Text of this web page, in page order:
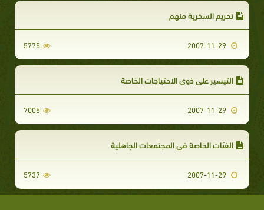
تحريم السخرية منهم
5775
التيسير على ذوي الاحتياجات الخاصة
7005
الفئات الخاصة في المجتمعات الجاهلية
5737